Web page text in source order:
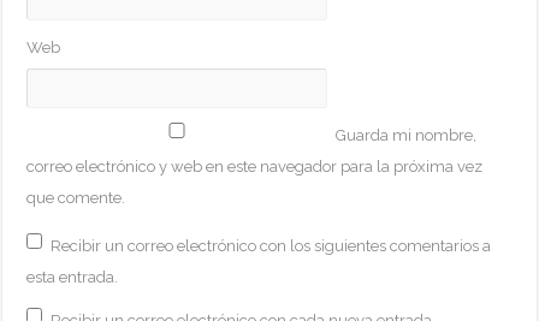
Web
Guarda mi nombre,
correo electrónico y web en este navegador para la próxima vez
que comente.
Recibir un correo electrónico con los siguientes comentarios a
esta entrada.